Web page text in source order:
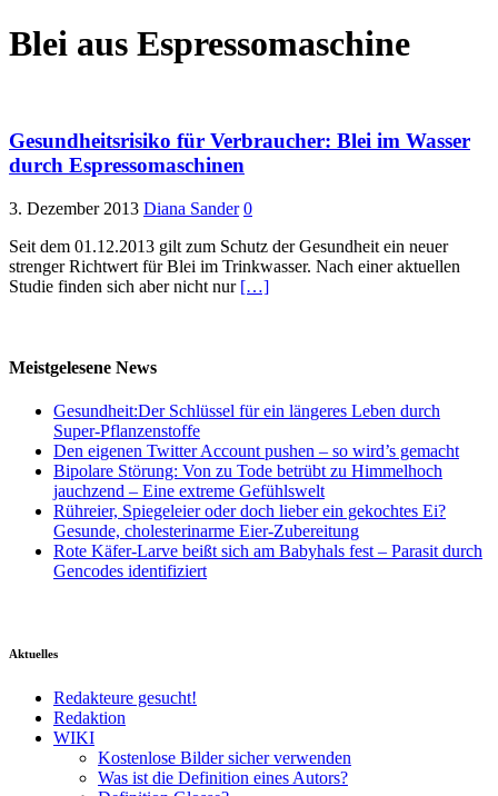
Blei aus Espressomaschine
Gesundheitsrisiko für Verbraucher: Blei im Wasser
durch Espressomaschinen
3. Dezember 2013 Diana Sander 0
Seit dem 01.12.2013 gilt zum Schutz der Gesundheit ein neuer
strenger Richtwert für Blei im Trinkwasser. Nach einer aktuellen
Studie finden sich aber nicht nur […]
Meistgelesene News
Gesundheit:Der Schlüssel für ein längeres Leben durch
Super-Pflanzenstoffe
Den eigenen Twitter Account pushen – so wird’s gemacht
Bipolare Störung: Von zu Tode betrübt zu Himmelhoch
jauchzend – Eine extreme Gefühlswelt
Rühreier, Spiegeleier oder doch lieber ein gekochtes Ei?
Gesunde, cholesterinarme Eier-Zubereitung
Rote Käfer-Larve beißt sich am Babyhals fest – Parasit durch
Gencodes identifiziert
Aktuelles
Redakteure gesucht!
Redaktion
WIKI
Kostenlose Bilder sicher verwenden
Was ist die Definition eines Autors?